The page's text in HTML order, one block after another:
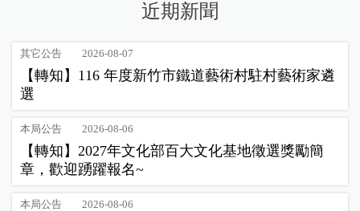
近期新聞
其它公告 2026-08-07
【轉知】116 年度新竹市鐵道藝術村駐村藝術家遴
選
本局公告 2026-08-06
【轉知】2027年文化部百大文化基地徵選獎勵簡
章，歡迎踴躍報名~
本局公告 2026-08-06